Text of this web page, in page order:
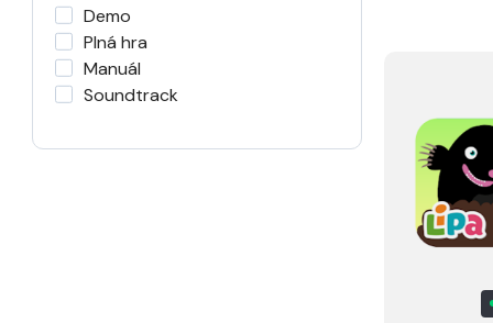
Demo
Plná hra
Manuál
Soundtrack